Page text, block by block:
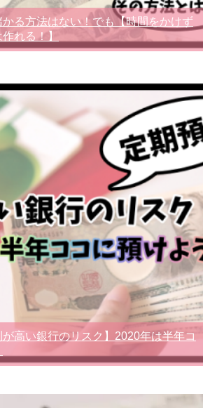
る方法はない！でも【時間をかけず
れる！】
高い銀行のリスク】2020年は半年コ